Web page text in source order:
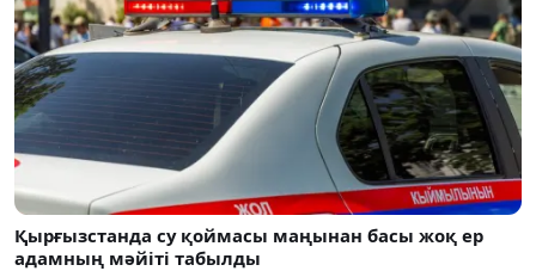
Қырғызстанда су қоймасы маңынан басы жоқ ер
адамның мәйіті табылды